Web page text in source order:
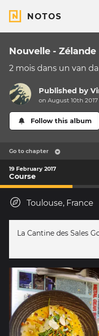
NOTOS
Nouvelle - Zélande
2 mois dans un van
Published by
on August 10th 2017
Follow this album
Go to chapter
19 February 2017
Course
Toulouse, France
La Cantine des Sales